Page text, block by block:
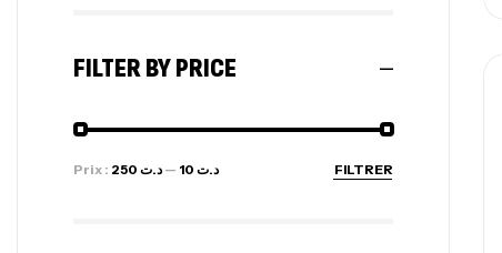
FILTER BY PRICE
FILTRER
Prix : د.ت 10 —د.ت 250